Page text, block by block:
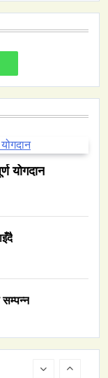
योगदान
सम्पन्न
उजागर
योगदान